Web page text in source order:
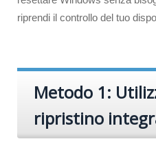
riprendi il controllo del tuo
Metodo 1:
ripristino